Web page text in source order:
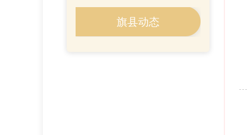
旗县动态